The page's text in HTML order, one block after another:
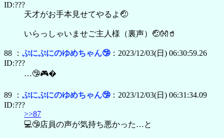
ID:???
天才がお手本見せてやるよ🤕
いらっしゃいませご主人様（裏声）🤕👐🥤
88 ： ぷにぷにのゆめちゃん🤥：2023/12/03(日) 06:30:59.26
ID:???
…🤥🎮�
89 ： ぷにぷにのゆめちゃん🤥：2023/12/03(日) 06:31:34.09
ID:???
>>87
💻🤥店員の声が気持ち悪かった…と